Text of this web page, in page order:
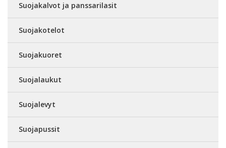
Suojakalvot ja panssarilasit
Suojakotelot
Suojakuoret
Suojalaukut
Suojalevyt
Suojapussit